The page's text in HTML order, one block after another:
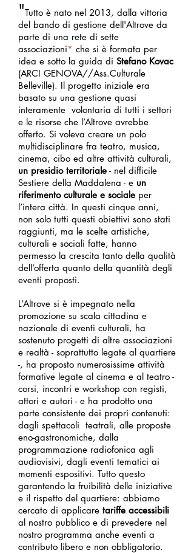
"Tutto è nato nel 2013, dalla vittoria
del bando di gestione dell'Altrove da
parte di una rete di sette
associazioni* che si è formata per
idea e sotto la guida di Stefano Kovac
(ARCI GENOVA//Ass.Culturale
Belleville). Il progetto iniziale era
basato su una gestione quasi
interamente volontaria di tutti i settori
e le risorse che l’Altrove avrebbe
offerto. Si voleva creare un polo
multidisciplinare fra teatro, musica,
cinema, cibo ed altre attività culturali,
un presidio territoriale - nel difficile
Sestiere della Maddalena - e un
riferimento culturale e sociale per
l’intera città. In questi cinque anni,
non solo tutti questi obiettivi sono stati
raggiunti, ma le scelte artistiche,
culturali e sociali fatte, hanno
permesso la crescita tanto della qualità
dell’offerta quanto della quantità degli
eventi proposti.
L’Altrove si è impegnato nella
promozione su scala cittadina e
nazionale di eventi culturali, ha
sostenuto progetti di altre associazioni
e realtà - soprattutto legate al quartiere
-, ha proposto numerosissime attività
formative legate al cinema e al teatro -
corsi, incontri e workshop con registi,
attori e autori - e ha prodotto una
parte consistente dei propri contenuti:
dagli spettacoli teatrali, alle proposte
eno-gastronomiche, dalla
programmazione radiofonica agli
audiovisivi, dagli eventi tematici ai
momenti espositivi. Tutto questo
garantendo la fruibilità delle iniziative
e il rispetto del quartiere: abbiamo
cercato di applicare tariffe accessibili
al nostro pubblico e di prevedere nel
nostro programma anche eventi a
contributo libero e non obbligatorio.